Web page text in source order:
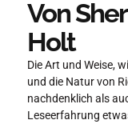
Von
Holt
Die Art und Weise,
und die Natur von
nachdenklich als
Leseerfahrung